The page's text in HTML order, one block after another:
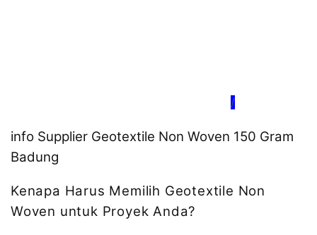
/
info Supplier Geotextile Non Woven 150 Gram
Badung
Kenapa Harus Memilih Geotextile Non
Woven untuk Proyek Anda?